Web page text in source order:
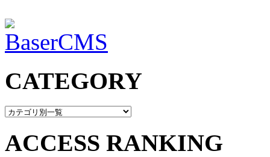
CATEGORY
ACCESS RANKING